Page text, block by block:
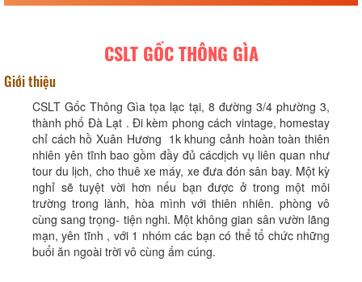
CSLT GỐC THÔNG GÌA
Giới thiệu
CSLT Gốc Thông Gìa tọa lạc tại, 8 đường 3/4 phường 3,
thành phố Đà Lạt . Đi kèm phong cách vintage, homestay
chỉ cách hồ Xuân Hương 1k khung cảnh hoàn toàn thiên
nhiên yên tĩnh bao gồm đầy đủ cácdịch vụ liên quan như
tour du lịch, cho thuê xe máy, xe đưa đón sân bay. Một kỳ
nghỉ sẽ tuyệt vời hơn nếu bạn được ở trong một môi
trường trong lành, hòa mình với thiên nhiên. phòng vô
cùng sang trọng- tiện nghi. Một không gian sân vườn lãng
mạn, yên tĩnh , với 1 nhóm các bạn có thể tổ chức những
buổi ăn ngoài trời vô cùng ấm cúng.